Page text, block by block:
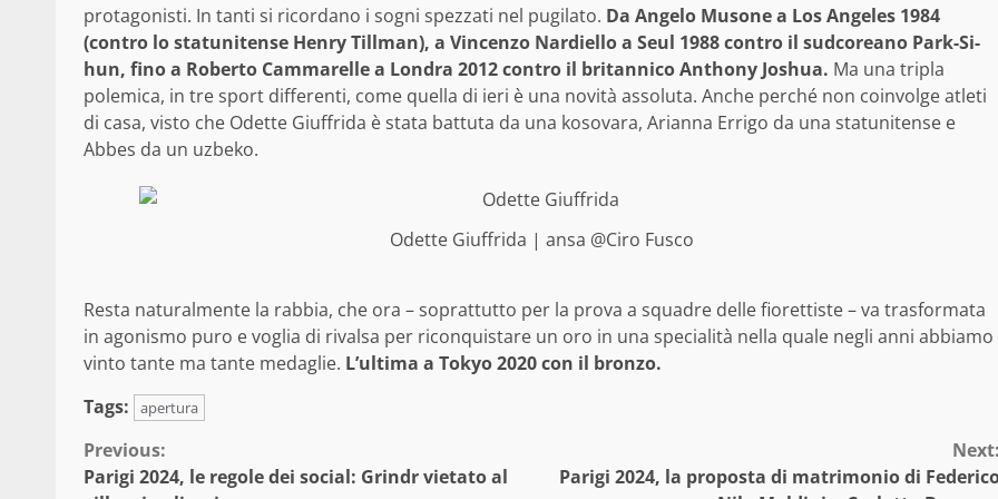
protagonisti. In tanti si ricordano i sogni spezzati nel pugilato. Da Angelo Musone a Los Angeles 1984
(contro lo statunitense Henry Tillman), a Vincenzo Nardiello a Seul 1988 contro il sudcoreano Park-Si-
hun, fino a Roberto Cammarelle a Londra 2012 contro il britannico Anthony Joshua. Ma una tripla
polemica, in tre sport differenti, come quella di ieri è una novità assoluta. Anche perché non coinvolge atleti
di casa, visto che Odette Giuffrida è stata battuta da una kosovara, Arianna Errigo da una statunitense e
Abbes da un uzbeko.
Odette Giuffrida | ansa @Ciro Fusco
Resta naturalmente la rabbia, che ora – soprattutto per la prova a squadre delle fiorettiste – va trasformata
in agonismo puro e voglia di rivalsa per riconquistare un oro in una specialità nella quale negli anni abbiamo
vinto tante ma tante medaglie. L’ultima a Tokyo 2020 con il bronzo.
Tags:
apertura
Continue
Previous:
Parigi 2024, le regole dei social: Grindr vietato al
Parigi 2024, la proposta di matrimonio di